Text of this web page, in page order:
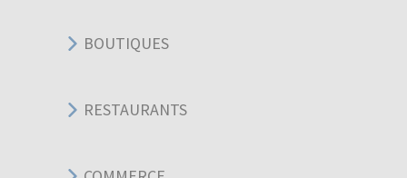
BOUTIQUES
RESTAURANTS